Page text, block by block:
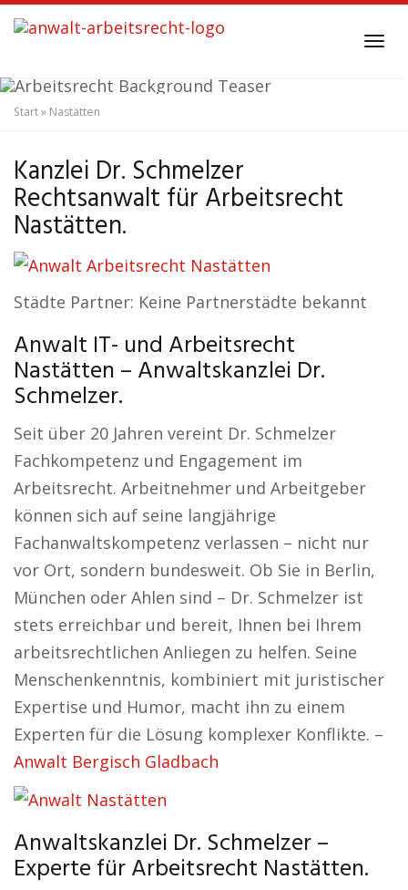
Skip
to
content
Start» Nastätten
Kanzlei Dr. Schmelzer
Rechtsanwalt für Arbeitsrecht
Nastätten.
Städte Partner: Keine Partnerstädte bekannt
Anwalt IT- und Arbeitsrecht
Nastätten – Anwaltskanzlei Dr.
Schmelzer.
Seit über 20 Jahren vereint Dr. Schmelzer
Fachkompetenz und Engagement im
Arbeitsrecht. Arbeitnehmer und Arbeitgeber
können sich auf seine langjährige
Fachanwaltskompetenz verlassen – nicht nur
vor Ort, sondern bundesweit. Ob Sie in Berlin,
München oder Ahlen sind – Dr. Schmelzer ist
stets erreichbar und bereit, Ihnen bei Ihrem
arbeitsrechtlichen Anliegen zu helfen. Seine
Menschenkenntnis, kombiniert mit juristischer
Expertise und Humor, macht ihn zu einem
Experten für die Lösung komplexer Konflikte. –
Anwalt Bergisch Gladbach
Anwaltskanzlei Dr. Schmelzer –
Experte für Arbeitsrecht Nastätten.